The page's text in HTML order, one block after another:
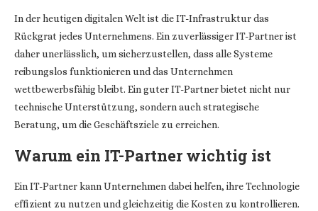
In der heutigen digitalen Welt ist die IT-Infrastruktur das
Rückgrat jedes Unternehmens. Ein zuverlässiger IT-Partner ist
daher unerlässlich, um sicherzustellen, dass alle Systeme
reibungslos funktionieren und das Unternehmen
wettbewerbsfähig bleibt. Ein guter IT-Partner bietet nicht nur
technische Unterstützung, sondern auch strategische
Beratung, um die Geschäftsziele zu erreichen.
Warum ein IT-Partner wichtig ist
Ein IT-Partner kann Unternehmen dabei helfen, ihre Technologie
effizient zu nutzen und gleichzeitig die Kosten zu kontrollieren.